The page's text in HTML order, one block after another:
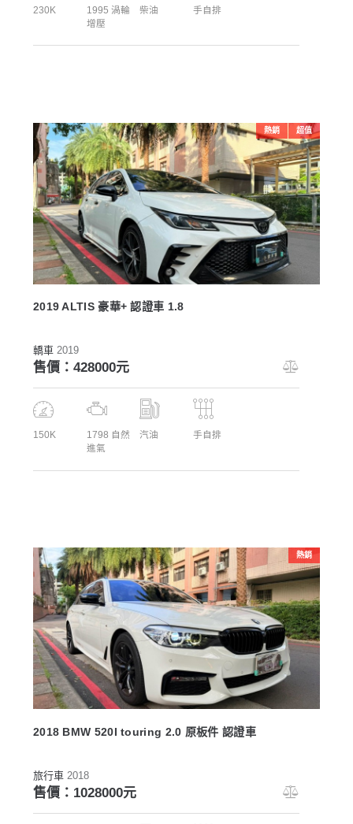
230K
1995 渦輪
增壓
柴油 手自排
熱銷 超值
2019 ALTIS 豪華+ 認證車 1.8
轎車 2019
售價：428000元
150K
1798 自然
進氣
汽油 手自排
熱銷
2018 BMW 520I touring 2.0 原板件 認證車
旅行車 2018
售價：1028000元